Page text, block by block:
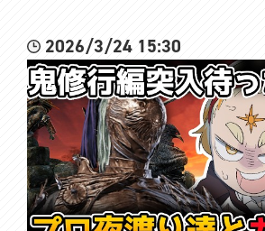
2026/3/24 15:30